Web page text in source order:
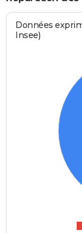
Données
Insee)